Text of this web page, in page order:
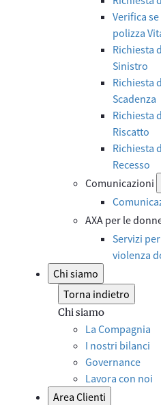
Verifica
polizza
Richiesta
Sinistro
Richiesta
Scadenza
Richiesta
Riscatto
Richiesta
Recesso
Comunicazioni
AXA per le
Servizi
violenza
Chi siamo
Torna indietro
Chi siamo
La Compagnia
I nostri bilanci
Governance
Lavora con noi
Area Clienti